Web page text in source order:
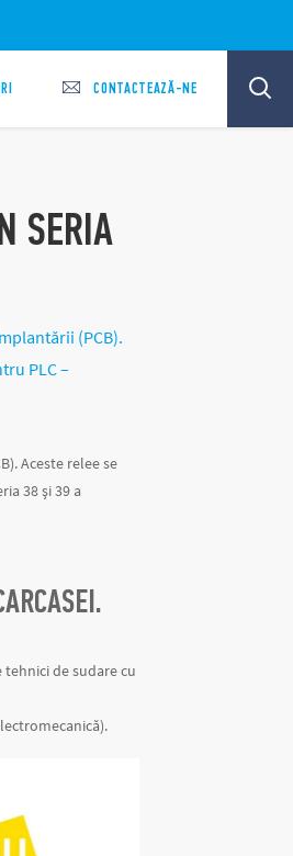
CONTACTEAZĂ-NE
SERIA
(PCB).
PLC –
Aceste relee se
38 și 39 a
de sudare cu